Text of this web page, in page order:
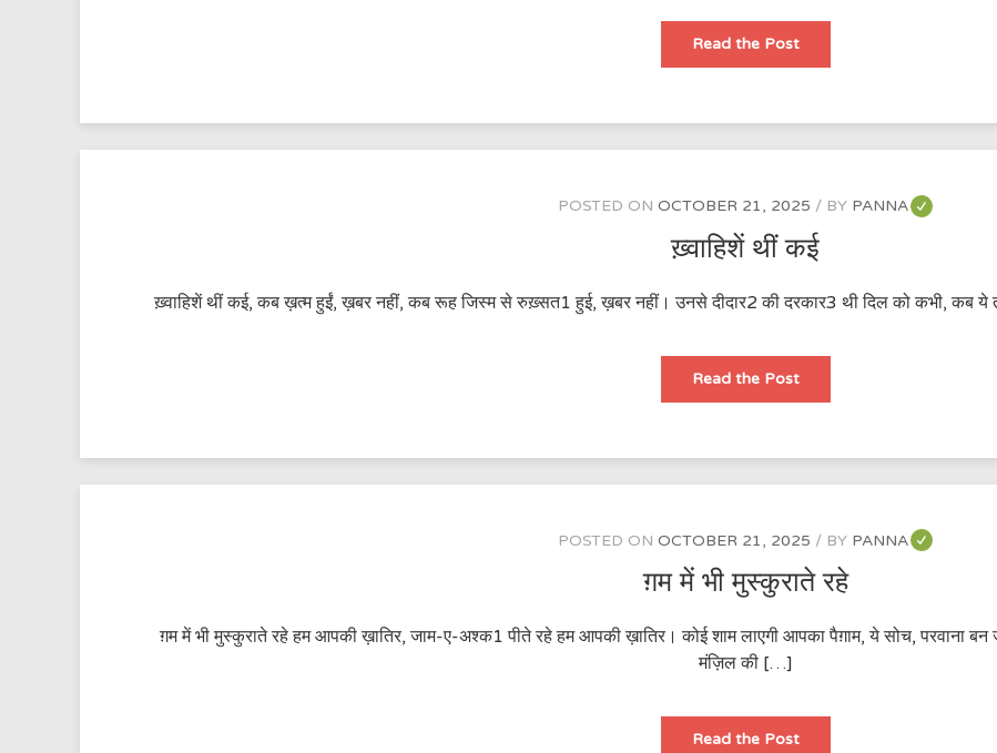
Read the Postज़िंदगी
POSTED ON OCTOBER 21, 2025 BY PANNA
ख़्वाहिशें थीं कई
ख़्वाहिशें थीं कई, कब ख़त्म हुईं, ख़बर नहीं, कब रूह जिस्म से रुख़्सत1 हुई, ख़बर नहीं। उनसे दीदार2 की दरकार3 थी दिल को कभी, कब
Read the Postख़्वाहिशें
कई
POSTED ON OCTOBER 21, 2025 BY PANNA
ग़म में भी मुस्कुराते रहे
ग़म में भी मुस्कुराते रहे हम आपकी ख़ातिर, जाम-ए-अश्क1 पीते रहे हम आपकी ख़ातिर। कोई शाम लाएगी आपका पैग़ाम, ये सोच, परवाना
मंज़िल की […]
Read the Postग़म